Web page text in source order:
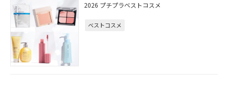
2026 プチプラベストコスメ
ベストコスメ